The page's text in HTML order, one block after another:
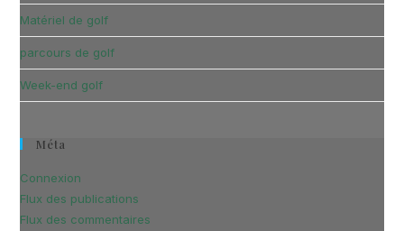
Matériel de golf
parcours de golf
Week-end golf
Méta
Connexion
Flux des publications
Flux des commentaires